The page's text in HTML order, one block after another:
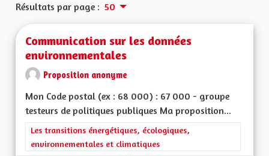
Résultats par page : 50
Communication sur les données
environnementales
Proposition anonyme
Mon Code postal (ex : 68 000) : 67 000 - groupe
testeurs de politiques publiques Ma proposition...
Filtrer les résultats de la catégorie : Les transitions
Les transitions énergétiques, écologiques,
environnementales et climatiques